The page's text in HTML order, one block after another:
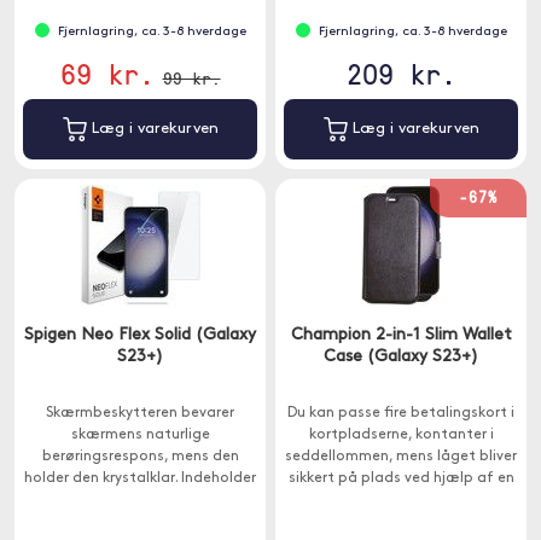
Fjernlagring, ca. 3-8 hverdage
69 kr. 99 kr.
Læg i varekurven
Fjernlagring, ca. 3-8 hverdage
209 kr.
Læg i varekurven
Spigen Neo Flex Solid (Galaxy
S23+)
Skærmbeskytteren bevarer
skærmens naturlige
berøringsrespons, mens den
holder den krystalklar. Indeholder
-67%
Champion 2-in-1 Slim Wallet
Case (Galaxy S23+)
Du kan passe fire betalingskort i
kortpladserne, kontanter i
seddellommen, mens låget bliver
sikkert på plads ved hjælp af en